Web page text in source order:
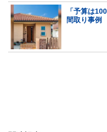
「予算は
間取り事例